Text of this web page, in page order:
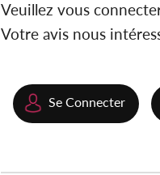
Veuillez vous
Votre avis nous
Se Connecter